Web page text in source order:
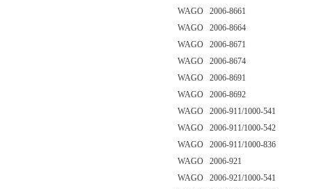
WAGO 2006-8661
WAGO 2006-8664
WAGO 2006-8671
WAGO 2006-8674
WAGO 2006-8691
WAGO 2006-8692
WAGO 2006-911/1000-541
WAGO 2006-911/1000-542
WAGO 2006-911/1000-836
WAGO 2006-921
WAGO 2006-921/1000-541